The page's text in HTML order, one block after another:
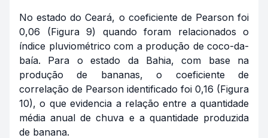
No estado do Ceará, o coeficiente de Pearson foi
0,06 (Figura 9) quando foram relacionados o
índice pluviométrico com a produção de coco-da-
baía. Para o estado da Bahia, com base na
produção de bananas, o coeficiente de
correlação de Pearson identificado foi 0,16 (Figura
10), o que evidencia a relação entre a quantidade
média anual de chuva e a quantidade produzida
de banana.